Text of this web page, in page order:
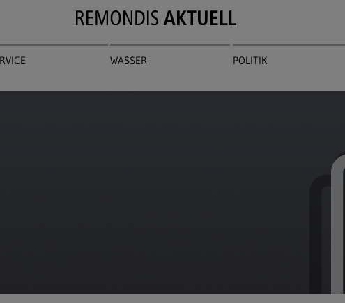
WASSER POLITIK